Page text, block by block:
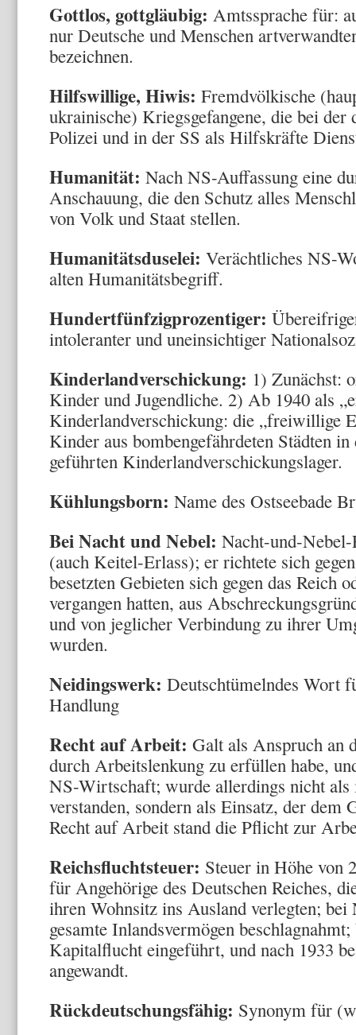
Gottlos, gottgläubig: Amtssprache für:
nur Deutsche und Menschen
bezeichnen.
Hilfswillige, Hiwis: Fremdvölkische
ukrainische) Kriegsgefangene, die bei der
Polizei und in der SS als Hilfskräfte
Humanität: Nach NS-Auffassung eine
Anschauung, die den Schutz alles
von Volk und Staat stellen.
Humanitätsduselei: Verächtliches NS-
alten Humanitätsbegriff.
Hundertfünfzigprozentiger:
intoleranter und uneinsichtiger
Kinderlandverschickung: 1) Zunächst:
Kinder und Jugendliche. 2) Ab 1940 als
Kinderlandverschickung: die „freiwillige
Kinder aus bombengefährdeten Städten
geführten Kinderlandverschickungslager.
Kühlungsborn: Name des Ostseebade
Bei Nacht und Nebel: Nacht-und-
(auch Keitel-Erlass); er richtete sich
besetzten Gebieten sich gegen das Reich
vergangen hatten, aus
und von jeglicher Verbindung zu ihrer
wurden.
Neidingswerk: Deutschtümelndes Wort
Handlung
Recht auf Arbeit: Galt als Anspruch an
durch Arbeitslenkung zu erfüllen habe,
NS-Wirtschaft; wurde allerdings nicht als
verstanden, sondern als Einsatz, der dem
Recht auf Arbeit stand die Pflicht zur
Reichsfluchtsteuer: Steuer in Höhe von
für Angehörige des Deutschen Reiches,
ihren Wohnsitz ins Ausland verlegten;
gesamte Inlandsvermögen
Kapitalflucht eingeführt, und nach 1933
angewandt.
Rückdeutschungsfähig: Synonym für